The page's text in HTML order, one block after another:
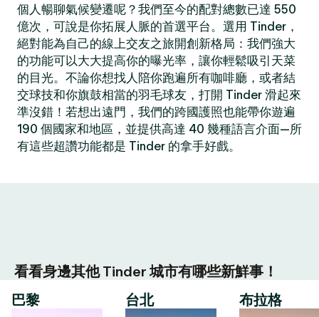
個人暢聊氣候變遷呢？我們至今的配對總數已達 550
億次，可說是你拓展人脈的首選平台。選用 Tinder，
絕對能為自己的線上交友之旅開創新格局：我們強大
的功能可以大大提高你的曝光率，讓你輕鬆吸引天菜
的目光。不論你想找人陪你跑遍所有咖啡廳，或者結
交球技和你旗鼓相當的羽毛球友，打開 Tinder 滑起來
準沒錯！若想出遠門，我們的跨國護照也能帶你遊遍
190 個國家和地區，並提供高達 40 幾種語言介面—所
有這些超讚功能都是 Tinder 的拿手好戲。
看看身邊其他 Tinder 城市有哪些新鮮事！
巴黎
台北 布拉格